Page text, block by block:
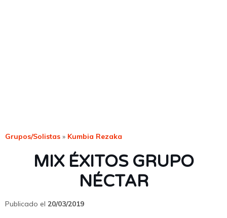
Grupos/Solistas » Kumbia Rezaka
MIX ÉXITOS GRUPO
NÉCTAR
Publicado el 20/03/2019